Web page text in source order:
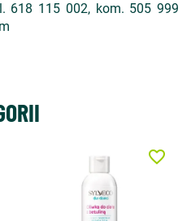
618 115 002, kom. 505 999
favorite_border